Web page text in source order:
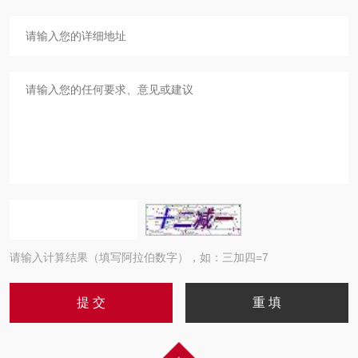
请输入计算结果（填写阿拉伯数字），如：三加四=7